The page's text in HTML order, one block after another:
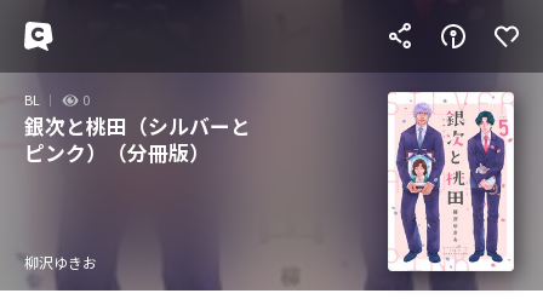
BL 0
銀次と桃田（シルバーと
ピンク）（分冊版）
柳沢ゆきお